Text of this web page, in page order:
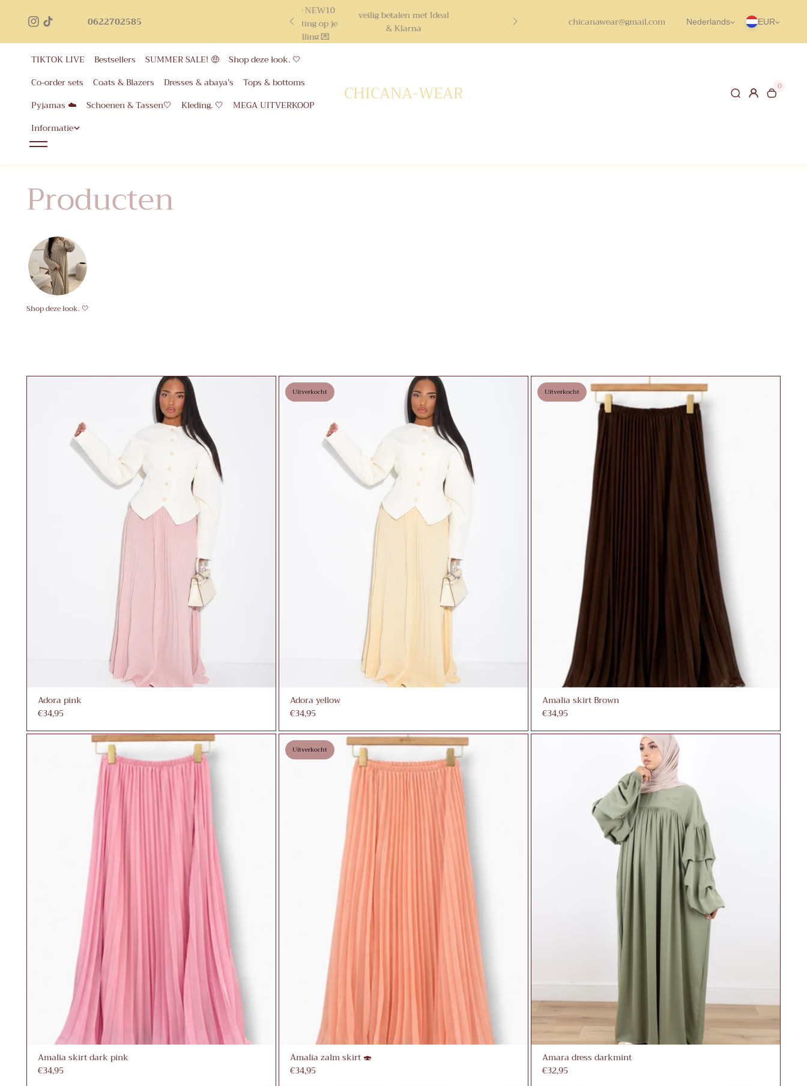
0622702585
Gebruik code NEW10
voor 10% korting op je
eerste bestelling 💌
veilig betalen met Ideal
& Klarna
chicanawear@gmail.com Nederlands EUR
TIKTOK LIVE Bestsellers SUMMER SALE! 🤑
Shop deze look. 🤍
Co-order sets
Coats & Blazers Dresses & abaya’s
Tops & bottoms
Pyjamas ☁️
Schoenen & Tassen🤍 Kleding. 🤍
MEGA UITVERKOOP
Informatie
CHICANA-WEAR 0
Producten
Shop deze look. 🤍
Adora pink
€34,95
Uitverkocht
Adora yellow
€34,95
Uitverkocht
Amalia skirt Brown
€34,95
Amalia skirt dark pink
€34,95
Uitverkocht
Amalia zalm skirt 🍣
€34,95
Amara dress darkmint
€32,95